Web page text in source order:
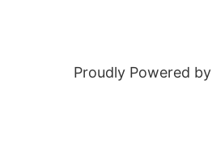
Proudly Powered by